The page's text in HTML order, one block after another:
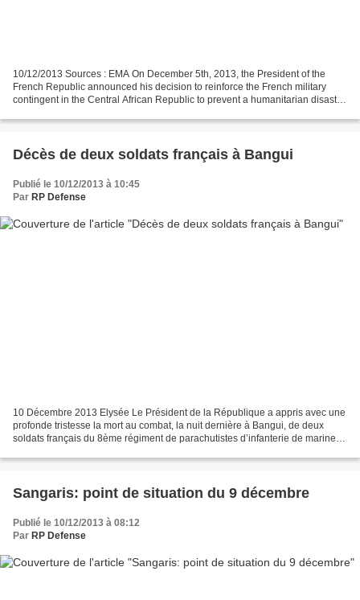
10/12/2013 Sources : EMA On December 5th, 2013, the President of the
French Republic announced his decision to reinforce the French military
contingent in the Central African Republic to prevent a humanitarian disaster
Décès de deux soldats français à Bangui
Publié le 10/12/2013 à 10:45
Par RP Defense
10 Décembre 2013 Elysée Le Président de la République a appris avec une
profonde tristesse la mort au combat, la nuit dernière à Bangui, de deux
soldats français du 8ème régiment de parachutistes d’infanterie de marine
Sangaris: point de situation du 9 décembre
Publié le 10/12/2013 à 08:12
Par RP Defense